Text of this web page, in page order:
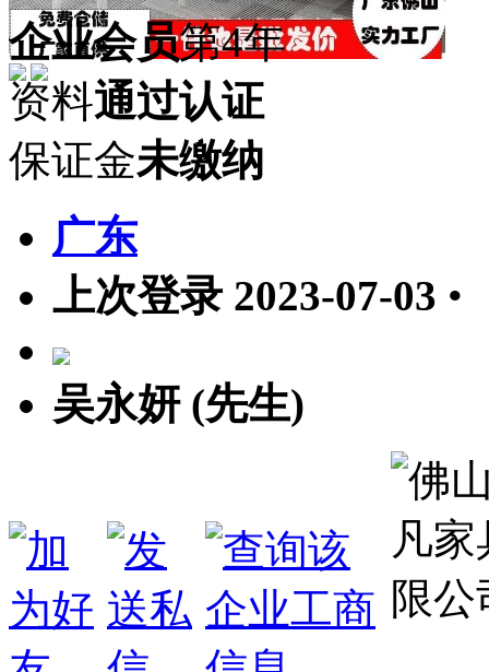
企业会员第4年
资料通过认证
保证金未缴纳
广东
上次登录 2023-07-03 •
吴永妍 (先生)